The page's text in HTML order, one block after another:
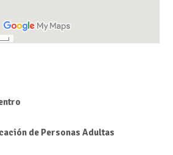
de Personas Adultas